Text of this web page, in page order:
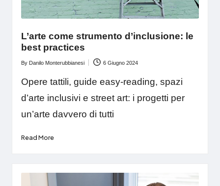
L’arte come strumento d’inclusione: le
best practices
Posted
By Danilo Monterubbianesi 6 Giugno 2024
Opere tattili, guide easy-reading, spazi
d’arte inclusivi e street art: i progetti per
un’arte davvero di tutti
Read More